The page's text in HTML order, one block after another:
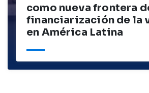
como nueva frontera
financiarización de la
en América Latina